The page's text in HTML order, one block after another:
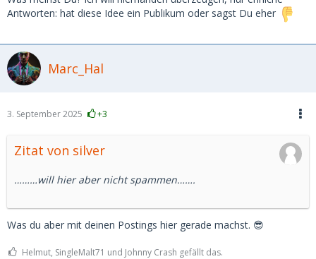
Antworten: hat diese Idee ein Publikum oder sagst Du eher
Marc_Hal
3. September 2025 +3
Zitat von silver
………will hier aber nicht spammen…….
Was du aber mit deinen Postings hier gerade machst. 😎
Helmut, SingleMalt71 und Johnny Crash gefällt das.